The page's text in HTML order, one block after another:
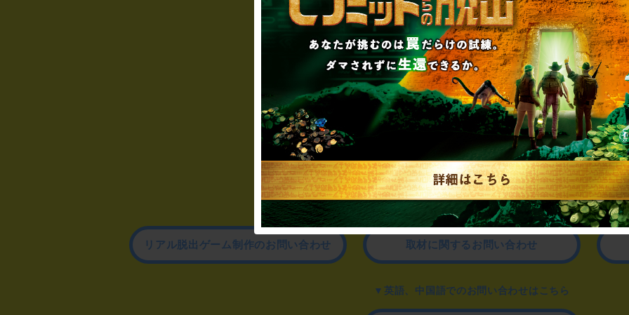
制作のご相談、コラボレーションなど、
お気軽にお問い合わせください。
▼一般のお客様はこちら
公演内容、チケットのお問い合わせ
▼企業／法人の方はこちら
リアル脱出ゲーム制作のお問い合わせ 取材に関するお問い合わせ
▼英語、中国語でのお問い合わせはこちら